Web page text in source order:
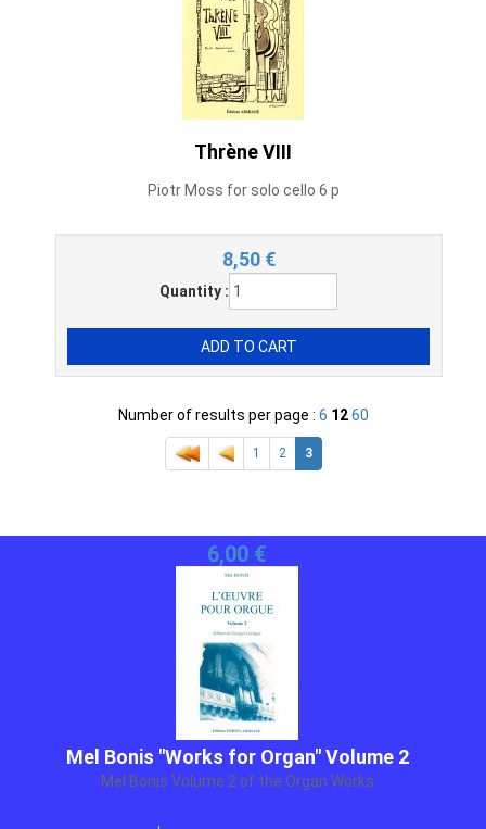
Thrène VIII
Piotr Moss for solo cello 6 p
8,50 €
Quantity :
Number of results per page : 6 12 60
1 2 3
Mel Bonis "Works for Organ" Volume 2
Mel Bonis Volume 2 of the Organ Works